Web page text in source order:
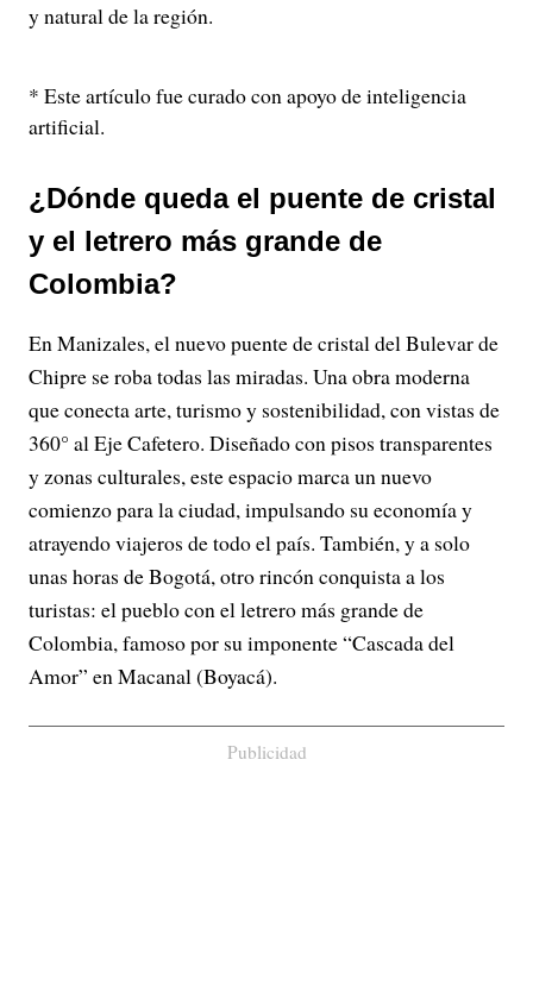
y natural de la región.
* Este artículo fue curado con apoyo de inteligencia
artificial.
¿Dónde queda el puente de cristal
y el letrero más grande de
Colombia?
En Manizales, el nuevo puente de cristal del Bulevar de
Chipre se roba todas las miradas. Una obra moderna
que conecta arte, turismo y sostenibilidad, con vistas de
360° al Eje Cafetero. Diseñado con pisos transparentes
y zonas culturales, este espacio marca un nuevo
comienzo para la ciudad, impulsando su economía y
atrayendo viajeros de todo el país. También, y a solo
unas horas de Bogotá, otro rincón conquista a los
turistas: el pueblo con el letrero más grande de
Colombia, famoso por su imponente “Cascada del
Amor” en Macanal (Boyacá).
Publicidad